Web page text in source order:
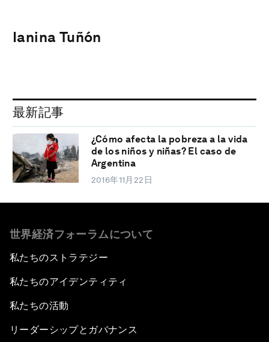
Ianina Tuñón
最新記事
¿Cómo afecta la pobreza a la vida
de los niños y niñas? El caso de
Argentina
2016年11月22日
世界経済フォーラムについて
私たちのストラテジー
私たちのアイデンティティ
私たちの活動
リーダーシップとガバナンス